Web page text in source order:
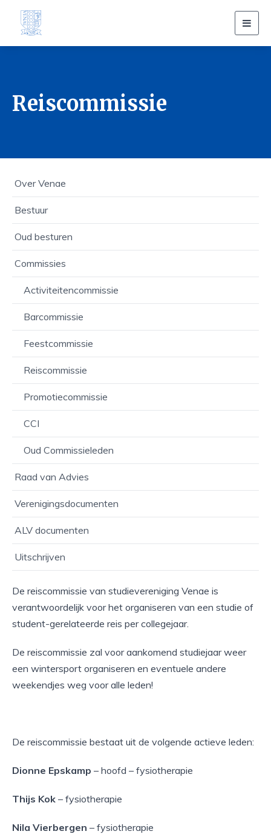
Reiscommissie
Over Venae
Bestuur
Oud besturen
Commissies
Activiteitencommissie
Barcommissie
Feestcommissie
Reiscommissie
Promotiecommissie
CCI
Oud Commissieleden
Raad van Advies
Verenigingsdocumenten
ALV documenten
Uitschrijven
De reiscommissie van studievereniging Venae is
verantwoordelijk voor het organiseren van een studie of
student-gerelateerde reis per collegejaar.
De reiscommissie zal voor aankomend studiejaar weer
een wintersport organiseren en eventuele andere
weekendjes weg voor alle leden!
De reiscommissie bestaat uit de volgende actieve leden:
Dionne Epskamp – hoofd – fysiotherapie
Thijs Kok – fysiotherapie
Nila Vierbergen – fysiotherapie